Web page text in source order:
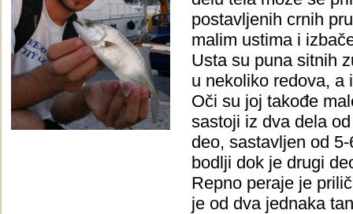
postavljenih crnih
malim ustima i
Usta su puna sitnih
u nekoliko redova, a
Oči su joj takođe
sastoji iz dva dela
deo, sastavljen od
bodlji dok je drugi
Repno peraje je
je od dva jednaka